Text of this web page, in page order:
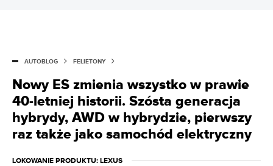
AUTOBLOG FELIETONY
Nowy ES zmienia wszystko w prawie
40-letniej historii. Szósta generacja
hybrydy, AWD w hybrydzie, pierwszy
raz także jako samochód elektryczny
LOKOWANIE PRODUKTU: LEXUS